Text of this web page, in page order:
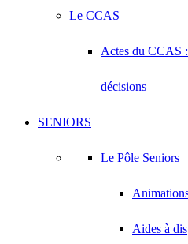
Le CCAS
Actes du CCAS
décisions
SENIORS
Le Pôle Seniors
Aides à